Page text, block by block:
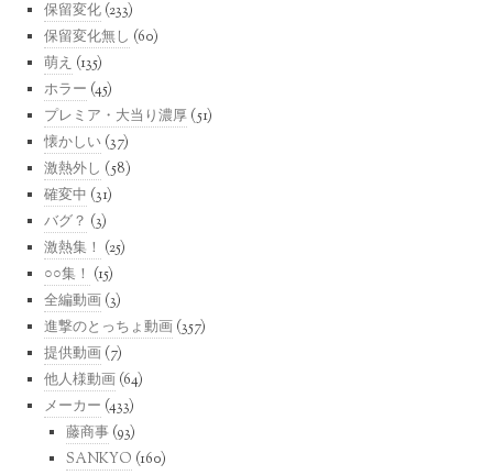
保留変化 (233)
保留変化無し (60)
萌え (135)
ホラー (45)
プレミア・大当り濃厚 (51)
懐かしい (37)
激熱外し (58)
確変中 (31)
バグ？ (3)
激熱集！ (25)
○○集！ (15)
全編動画 (3)
進撃のとっちょ動画 (357)
提供動画 (7)
他人様動画 (64)
メーカー (433)
藤商事 (93)
SANKYO (160)